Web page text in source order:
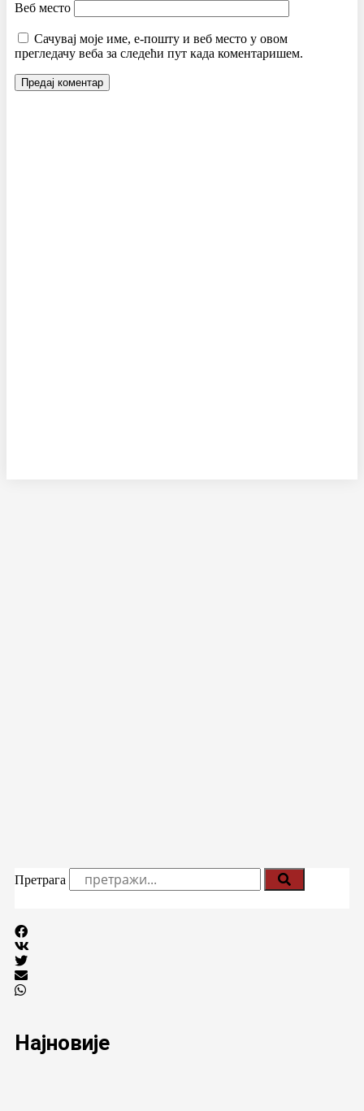
Веб место
Сачувај моје име, е-пошту и веб место у овом
прегледачу веба за следећи пут када коментаришем.
Претрага
Најновије